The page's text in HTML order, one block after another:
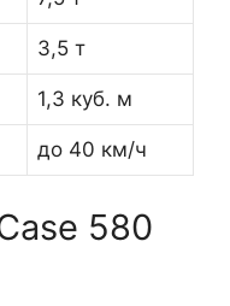
3,5 т
1,3 куб. м
до 40 км/ч
580